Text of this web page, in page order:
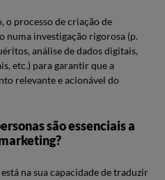
o processo de criação de
numa investigação rigorosa (p.
análise de dados digitais,
etc.) para garantir que a
relevante e acionável do
são essenciais a
na sua capacidade de traduzir